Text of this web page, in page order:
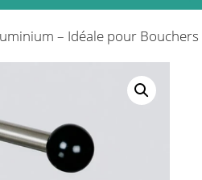
– Idéale pour Bouchers